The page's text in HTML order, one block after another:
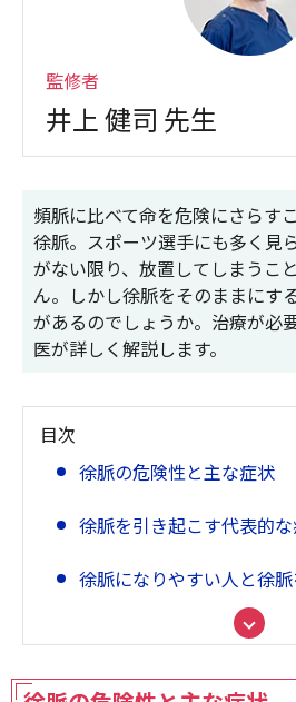
監修者
井上 健司 先生
頻脈に比べて命を危険にさらす
徐脈。スポーツ選手にも多く見
がない限り、放置してしまうこ
ん。しかし徐脈をそのままにす
があるのでしょうか。治療が
医が詳しく解説します。
目次
徐脈の危険性と主な症状
徐脈を引き起こす代表的
徐脈になりやすい人と徐
医療機関で行われる徐脈の
徐脈治療の必要性と、主